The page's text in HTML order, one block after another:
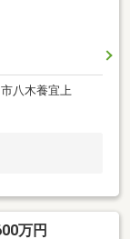
八木養宜上
万円